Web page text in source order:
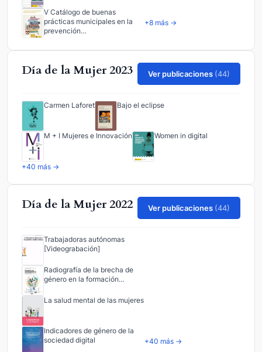
V Catálogo de buenas
prácticas municipales en la
prevención…
+8 más →
Día de la Mujer 2023 Ver publicaciones (44)
Carmen Laforet Bajo el eclipse
M + I Mujeres e Innovación Women in digital
+40 más →
Día de la Mujer 2022 Ver publicaciones (44)
Trabajadoras autónomas
[Videograbación]
Radiografía de la brecha de
género en la formación…
La salud mental de las mujeres
Indicadores de género de la
sociedad digital
+40 más →